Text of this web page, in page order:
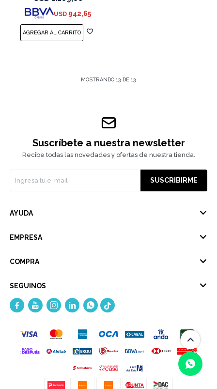
USD 942,65
MOSTRANDO 13 DE 13
Suscríbete a nuestra newsletter
Recibe todas las novedades y ofertas de nuestra tienda.
SUSCRIBIRME
AYUDA
EMPRESA
COMPRA
SEGUINOS
    